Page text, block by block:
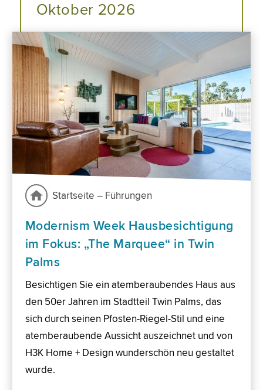
Oktober 2026
Startseite – Führungen
Modernism Week Hausbesichtigung
im Fokus: „The Marquee“ in Twin
Palms
Besichtigen Sie ein atemberaubendes Haus aus
den 50er Jahren im Stadtteil Twin Palms, das
sich durch seinen Pfosten-Riegel-Stil und eine
atemberaubende Aussicht auszeichnet und von
H3K Home + Design wunderschön neu gestaltet
wurde.